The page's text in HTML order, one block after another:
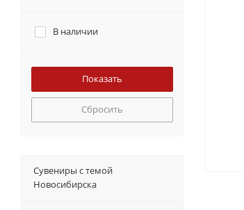
В наличии
Сбросить
Сувениры с темой
Новосибирска